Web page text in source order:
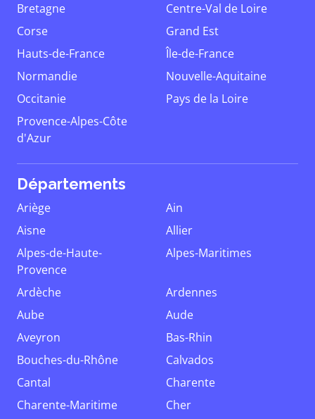
Bretagne
Centre-Val de Loire
Corse
Grand Est
Hauts-de-France
Île-de-France
Normandie
Nouvelle-Aquitaine
Occitanie
Pays de la Loire
Provence-Alpes-Côte
d'Azur
Départements
Ariège
Ain
Aisne
Allier
Alpes-de-Haute-
Provence
Alpes-Maritimes
Ardèche
Ardennes
Aube
Aude
Aveyron
Bas-Rhin
Bouches-du-Rhône
Calvados
Cantal
Charente
Charente-Maritime
Cher